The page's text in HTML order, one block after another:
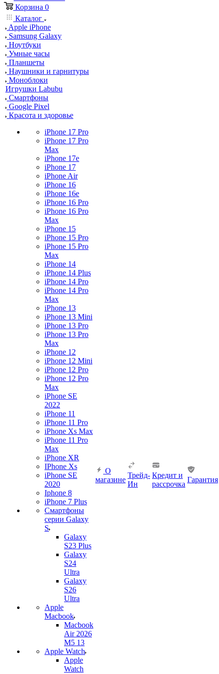
Корзина 0
Каталог
Apple iPhone
Samsung Galaxy
Ноутбуки
Умные часы
Планшеты
Наушники и гарнитуры
Моноблоки
Игрушки Labubu
Смартфоны
Google Pixel
Красота и здоровье
iPhone 17 Pro
iPhone 17 Pro
Max
iPhone 17e
iPhone 17
iPhone Air
iPhone 16
iPhone 16e
iPhone 16 Pro
iPhone 16 Pro
Max
iPhone 15
iPhone 15 Pro
iPhone 15 Pro
Max
iPhone 14
iPhone 14 Plus
iPhone 14 Pro
iPhone 14 Pro
Max
iPhone 13
iPhone 13 Mini
iPhone 13 Pro
iPhone 13 Pro
Max
iPhone 12
iPhone 12 Mini
iPhone 12 Pro
iPhone 12 Pro
Max
iPhone SE
2022
iPhone 11
iPhone 11 Pro
iPhone Xs Max
iPhone 11 Pro
Max
iPhone XR
IPhone Xs
iPhone SE
2020
Iphone 8
iPhone 7 Plus
Смартфоны
серии Galaxy
S
Galaxy
S23 Plus
Galaxy
S24
Ultra
Galaxy
S26
Ultra
Apple
Macbook
Macbook
Air 2026
M5 13
Apple Watch
Apple
Watch
О
магазине
Трейд-
Ин
Кредит и
рассрочка
Гарантия